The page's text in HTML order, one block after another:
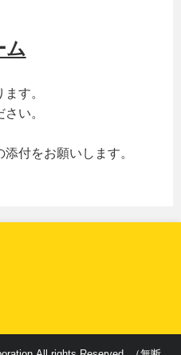
ム
す。
い。
付をお願いします。